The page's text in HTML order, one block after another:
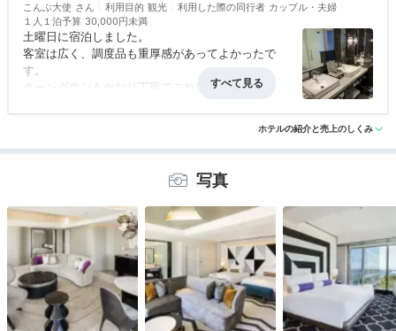
こんぶ大使 利用目的 観光 利用した際の同行者 カップル・夫婦
１人１泊予算 30,000円未満
土曜日に宿泊しました。
客室は広く、調度品も重厚感があってよかったで
す。
ターンダウンもかなり丁寧でこれはとても良かった
まず、ウェルカムドリンクが微妙。ロビーフロアに
設置されているのに、案内なし。
勝手に取りに行っている人もいましたが、チェック
インを待たせている間やチェックイン時に出すと良
いのではと思います。ロビーフロアにはスタッフも
多いのですが、立っているだけでの人が多いのはか
なり残念。ウェルカムドリンク出す気がないなら設
置しなくても良いのではと思います。
フラダンスショーの案内もなかったです。プールが
別料金なので、このフランダンスショーくらいしか
ハワイらしさはないのに？？？
プール別料金なのは、かなりおどろき。滞在中は何
アクセス 2.0 コスパ 2.0 客室 5.0 接客対応 1.5 風呂 5.0
ホテルの紹介と売上のしくみ
写真